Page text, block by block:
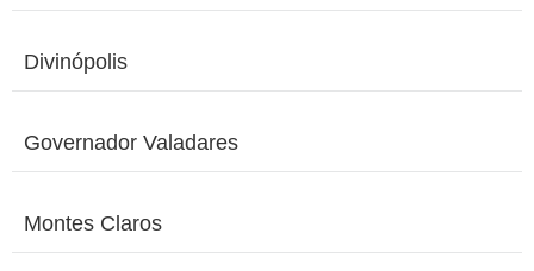
Divinópolis
Governador Valadares
Montes Claros